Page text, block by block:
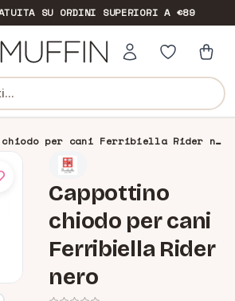
SU ORDINI SUPERIORI A €89
Cappottino chiodo per cani Ferribiella Rider nero
Cappottino
chiodo per cani
Ferribiella Rider
nero